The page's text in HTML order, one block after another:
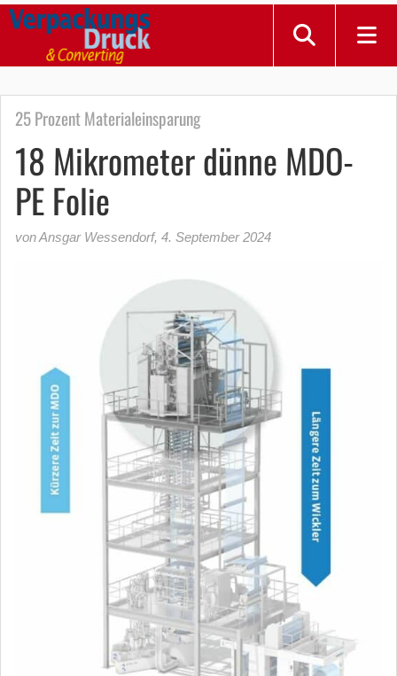
25 Prozent Materialeinsparung
18 Mikrometer dünne MDO-
PE Folie
von Ansgar Wessendorf, 4. September 2024